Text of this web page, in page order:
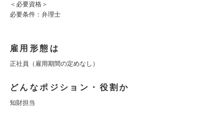
＜必要資格＞
必要条件：弁理士
雇用形態は
正社員（雇用期間の定めなし）
どんなポジション・役割か
知財担当